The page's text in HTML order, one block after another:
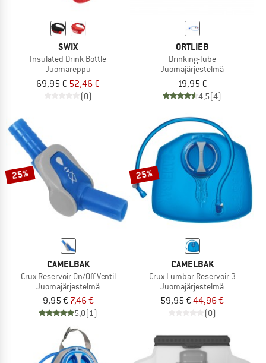
SWIX
Insulated Drink Bottle
Juomareppu
69,95 € 52,46 €
(0)
ORTLIEB
Drinking-Tube
Juomajärjestelmä
19,95 €
4,5(4)
25%
CAMELBAK
Crux Reservoir On/Off Ventil
Juomajärjestelmä
9,95 € 7,46 €
5,0(1)
25%
CAMELBAK
Crux Lumbar Reservoir 3
Juomajärjestelmä
59,95 €44,96 €
(0)